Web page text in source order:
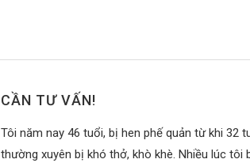
CẦN TƯ VẤN!
Tôi năm nay 46 tuổi, bị hen phế quản từ khi 32
thường xuyên bị khó thở, khò khè. Nhiều lúc tôi